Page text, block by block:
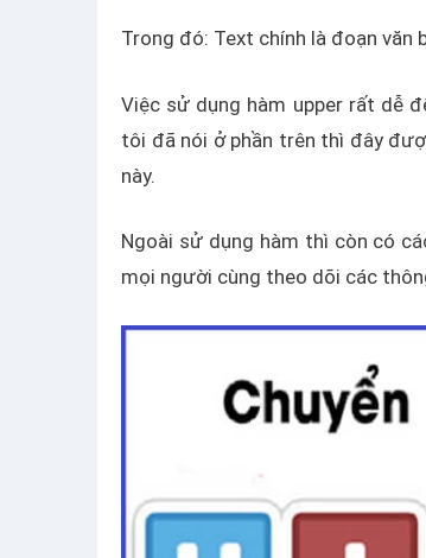
Trong đó: Text chính là đoạn văn
Việc sử dụng hàm upper rất dễ
tôi đã nói ở phần trên thì đây
này.
Ngoài sử dụng hàm thì còn có
mọi người cùng theo dõi các